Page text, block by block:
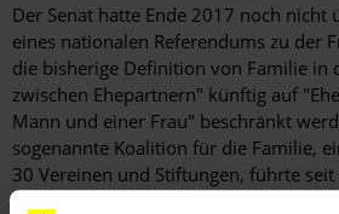
Der Senat hatte Ende 2017 noch nicht
eines nationalen Referendums zu der
die bisherige Definition von Familie in
zwischen Ehepartnern" künftig auf
Mann und einer Frau" beschränkt
sogenannte Koalition für die Familie,
30 Vereinen und Stiftungen, führte
um diese Verfassungsänderung zu